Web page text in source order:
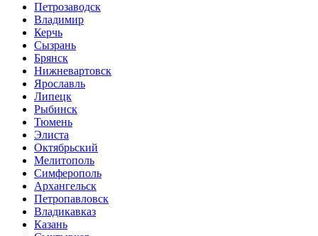
Петрозаводск
Владимир
Керчь
Сызрань
Брянск
Нижневартовск
Ярославль
Липецк
Рыбинск
Тюмень
Элиста
Октябрьский
Мелитополь
Симферополь
Архангельск
Петропавловск
Владикавказ
Казань